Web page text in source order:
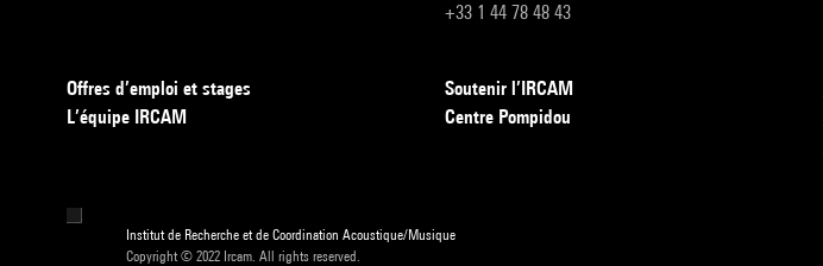
+33 1 44 78 48 43
Offres d’emploi et stages
L’équipe IRCAM
Soutenir l’IRCAM
Centre Pompidou
Institut de Recherche et de Coordination Acoustique/Musique
Copyright © 2022 Ircam. All rights reserved.